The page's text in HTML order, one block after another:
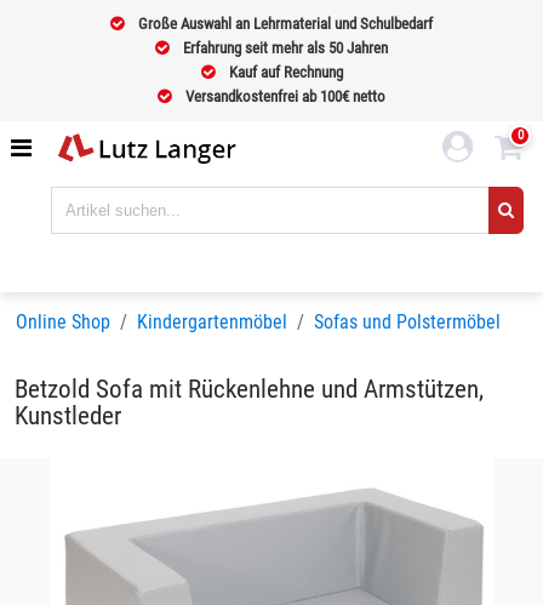
Große Auswahl an Lehrmaterial und Schulbedarf
Erfahrung seit mehr als 50 Jahren
Kauf auf Rechnung
Versandkostenfrei ab 100€ netto
0
Online Shop Kindergartenmöbel Sofas und Polstermöbel
Betzold Sofa mit Rückenlehne und Armstützen,
Kunstleder